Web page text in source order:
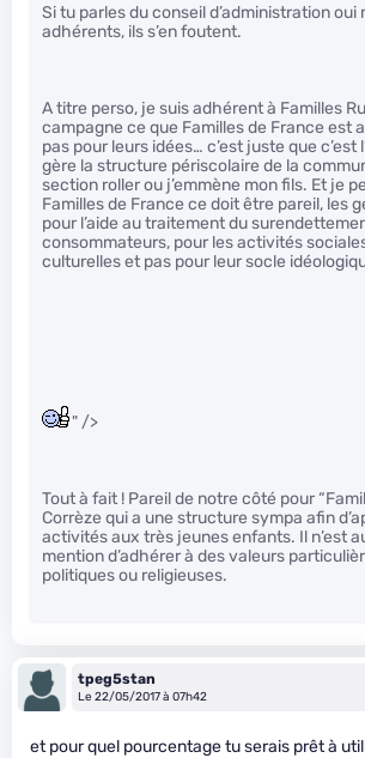
Si tu parles du conseil d’administration oui
adhérents, ils s’en foutent.
A titre perso, je suis adhérent à Familles
campagne ce que Familles de France est
pas pour leurs idées… c’est juste que c’est
gère la structure périscolaire de la
section roller ou j’emmène mon fils. Et je
Familles de France ce doit être pareil, les
pour l’aide au traitement du
consommateurs, pour les activités
culturelles et pas pour leur socle
" />
Tout à fait ! Pareil de notre côté pour
Corrèze qui a une structure sympa afin
activités aux très jeunes enfants. Il n’est
mention d’adhérer à des valeurs
politiques ou religieuses.
tpeg5stan
Le 22/05/2017 à 07h42
et pour quel pourcentage tu serais prêt à